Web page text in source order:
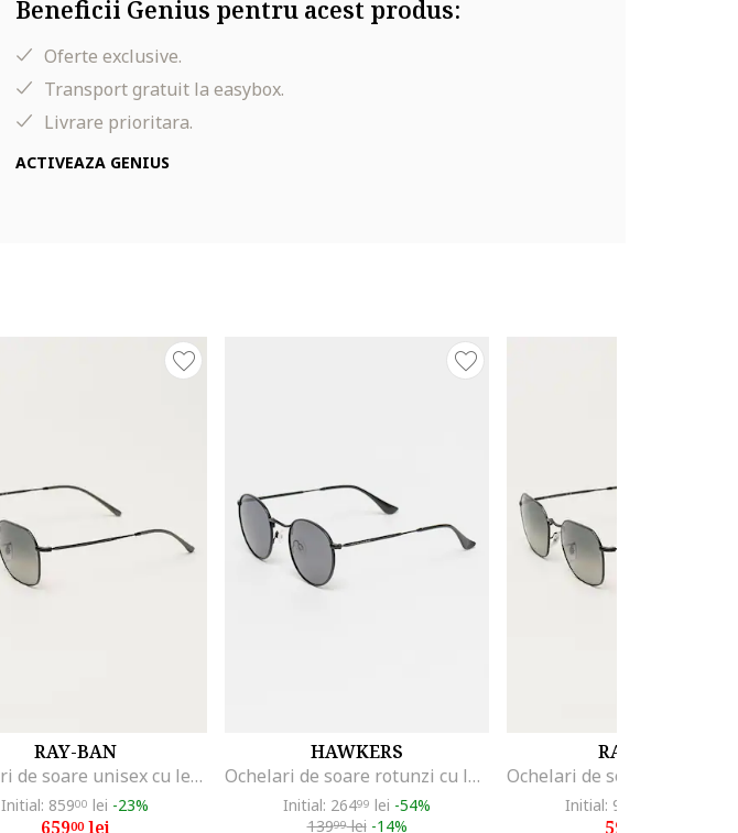
Beneficii Genius pentru acest produs:
Oferte exclusive.
Transport gratuit la easybox.
Livrare prioritara.
ACTIVEAZA GENIUS
RAY-BAN
Ochelari de soare unisex cu lentile in degrade, Negru/Gri
Initial: 85900 lei -23%
65900lei
HAWKERS
Ochelari de soare rotunzi cu lentile polarizate
Initial: 26499 lei -54%
13999lei -14%
RAY-BAN
Initial: 955
599